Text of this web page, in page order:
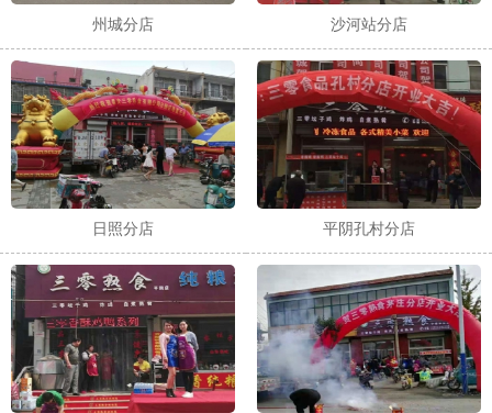
州城分店 沙河站分店
日照分店 平阴孔村分店